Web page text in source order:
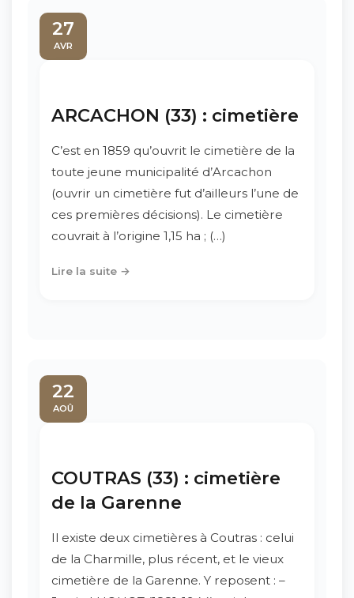
27
AVR
ARCACHON (33) : cimetière
C’est en 1859 qu’ouvrit le cimetière de la
toute jeune municipalité d’Arcachon
(ouvrir un cimetière fut d’ailleurs l’une de
ces premières décisions). Le cimetière
couvrait à l’origine 1,15 ha ; (…)
Lire la suite →
22
AOÛ
COUTRAS (33) : cimetière
de la Garenne
Il existe deux cimetières à Coutras : celui
de la Charmille, plus récent, et le vieux
cimetière de la Garenne. Y reposent : –